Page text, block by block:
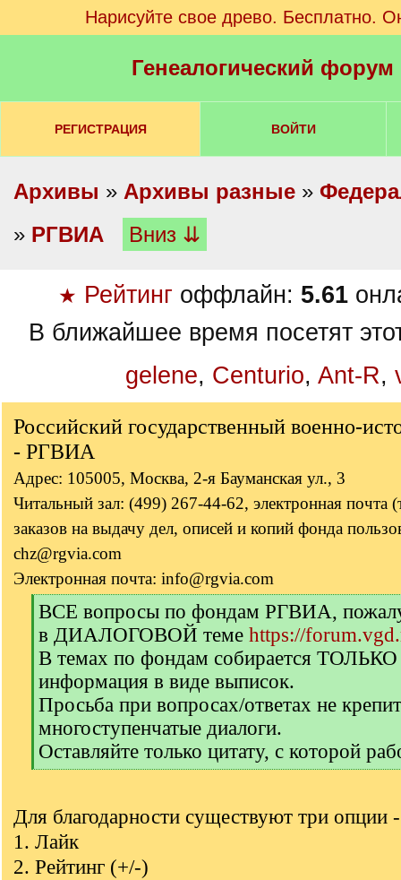
Нарисуйте свое древо. Бесплатно.
Генеалогический
РЕГИСТРАЦИЯ ВОЙТИ
Архивы » Архивы разные »
» РГВИА Вниз ⇊
★ Рейтинг оффлайн: 5.61
В ближайшее время посетят
gelene, Centurio, Ant-R,
Российский государственный военно-
- РГВИА
Адрес: 105005, Москва, 2-я Бауманская ул., 3
Читальный зал: (499) 267-44-62, электронная почта
заказов на выдачу дел, описей и копий фонда
chz@rgvia.com
Электронная почта: info@rgvia.com
[
q
]
ВСЕ вопросы по фондам РГВИА,
в ДИАЛОГОВОЙ теме https://
В темах по фондам собирается ТОЛЬКО
информация в виде выписок.
Просьба при вопросах/ответах не
многоступенчатые диалоги.
Оставляйте только цитату, с которой
[
]
Для благодарности существуют три опции -
1. Лайк
2. Рейтинг (+/-)